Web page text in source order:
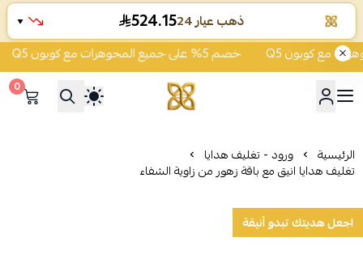
خصم 5% على جميع المجوهرات مع كوبون Q5
شركة قمة زاوية الشفاء
0
الرئيسية ورود - تغليف هدايا
تغليف هدايا انيق مع باقة زهور من زاوية الشفاء
اجعل هديتك تبدو أنيقة
ذهب عيار 24 524.15
▼